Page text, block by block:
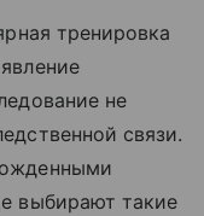
тренировка
не
связи.
выбирают такие